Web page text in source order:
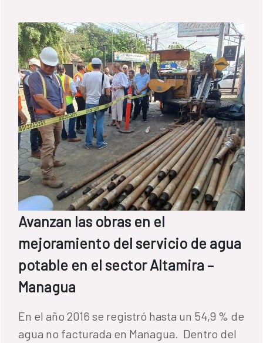
Avanzan las obras en el
mejoramiento del servicio de agua
potable en el sector Altamira –
Managua
En el año 2016 se registró hasta un 54,9 % de
agua no facturada en Managua. Dentro del